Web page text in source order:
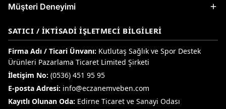
Müşteri Deneyimi
SATICI / İKTISADI İŞLETMECI BILGILERI
Firma Adı / Ticari Ünvanı: Kutlutaş Sağlık ve Spor Destek
Ürünleri Pazarlama Ticaret Limited Şirketi
İletişim No: (0536) 451 95 95
E-posta Adresi: info@eczanemveben.com
Kayıtlı Olunan Oda: Edirne Ticaret ve Sanayi Odası